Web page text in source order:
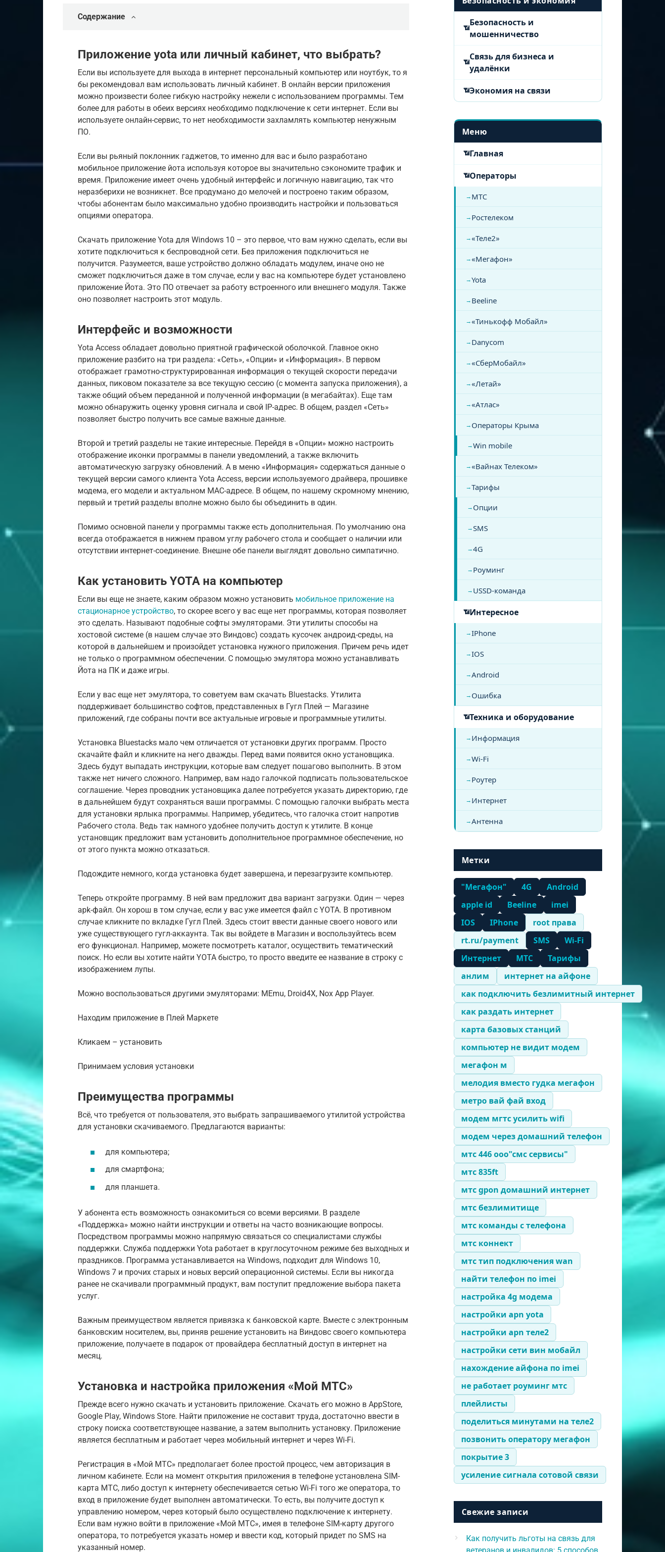
Содержание
Приложение yota или личный кабинет, что выбрать?
Если вы используете для выхода в интернет персональный компьютер или ноутбук, то я
бы рекомендовал вам использовать личный кабинет. В онлайн версии приложения
можно произвести более гибкую настройку нежели с использованием программы. Тем
более для работы в обеих версиях необходимо подключение к сети интернет. Если вы
используете онлайн-сервис, то нет необходимости захламлять компьютер ненужным
ПО.
Если вы рьяный поклонник гаджетов, то именно для вас и было разработано
мобильное приложение йота используя которое вы значительно сэкономите трафик и
время. Приложение имеет очень удобный интерфейс и логичную навигацию, так что
неразберихи не возникнет. Все продумано до мелочей и построено таким образом,
чтобы абонентам было максимально удобно производить настройки и пользоваться
опциями оператора.
Скачать приложение Yota для Windows 10 – это первое, что вам нужно сделать, если вы
хотите подключиться к беспроводной сети. Без приложения подключиться не
получится. Разумеется, ваше устройство должно обладать модулем, иначе оно не
сможет подключиться даже в том случае, если у вас на компьютере будет установлено
приложение Йота. Это ПО отвечает за работу встроенного или внешнего модуля. Также
оно позволяет настроить этот модуль.
Интерфейс и возможности
Yota Access обладает довольно приятной графической оболочкой. Главное окно
приложение разбито на три раздела: «Сеть», «Опции» и «Информация». В первом
отображает грамотно-структурированная информация о текущей скорости передачи
данных, пиковом показателе за все текущую сессию (с момента запуска приложения), а
также общий объем переданной и полученной информации (в мегабайтах). Еще там
можно обнаружить оценку уровня сигнала и свой IP-адрес. В общем, раздел «Сеть»
позволяет быстро получить все самые важные данные.
Второй и третий разделы не такие интересные. Перейдя в «Опции» можно настроить
отображение иконки программы в панели уведомлений, а также включить
автоматическую загрузку обновлений. А в меню «Информация» содержаться данные о
текущей версии самого клиента Yota Access, версии используемого драйвера, прошивке
модема, его модели и актуальном MAC-адресе. В общем, по нашему скромному мнению,
первый и третий разделы вполне можно было бы объединить в один.
Помимо основной панели у программы также есть дополнительная. По умолчанию она
всегда отображается в нижнем правом углу рабочего стола и сообщает о наличии или
отсутствии интернет-соединение. Внешне обе панели выглядят довольно симпатично.
Как установить YOTA на компьютер
Если вы еще не знаете, каким образом можно установить мобильное приложение на
стационарное устройство, то скорее всего у вас еще нет программы, которая позволяет
это сделать. Называют подобные софты эмуляторами. Эти утилиты способы на
хостовой системе (в нашем случае это Виндовс) создать кусочек андроид-среды, на
которой в дальнейшем и произойдет установка нужного приложения. Причем речь идет
не только о программном обеспечении. С помощью эмулятора можно устанавливать
Йота на ПК и даже игры.
Если у вас еще нет эмулятора, то советуем вам скачать Bluestacks. Утилита
поддерживает большинство софтов, представленных в Гугл Плей — Магазине
приложений, где собраны почти все актуальные игровые и программные утилиты.
Установка Bluestacks мало чем отличается от установки других программ. Просто
скачайте файл и кликните на него дважды. Перед вами появится окно установщика.
Здесь будут выпадать инструкции, которые вам следует пошагово выполнить. В этом
также нет ничего сложного. Например, вам надо галочкой подписать пользовательское
соглашение. Через проводник установщика далее потребуется указать директорию, где
в дальнейшем будут сохраняться ваши программы. С помощью галочки выбрать места
для установки ярлыка программы. Например, убедитесь, что галочка стоит напротив
Рабочего стола. Ведь так намного удобнее получить доступ к утилите. В конце
установщик предложит вам установить дополнительное программное обеспечение, но
от этого пункта можно отказаться.
Подождите немного, когда установка будет завершена, и перезагрузите компьютер.
Теперь откройте программу. В ней вам предложит два вариант загрузки. Один — через
apk-файл. Он хорош в том случае, если у вас уже имеется файл с YOTA. В противном
случае кликните по вкладке Гугл Плей. Здесь стоит ввести данные своего нового или
уже существующего гугл-аккаунта. Так вы войдете в Магазин и воспользуйтесь всем
его функционал. Например, можете посмотреть каталог, осуществить тематический
поиск. Но если вы хотите найти YOTA быстро, то просто введите ее название в строку с
изображением лупы.
Можно воспользоваться другими эмуляторами: MEmu, Droid4X, Nox App Player.
Находим приложение в Плей Маркете
Кликаем – установить
Принимаем условия установки
Преимущества программы
Всё, что требуется от пользователя, это выбрать запрашиваемого утилитой устройства
для установки скачиваемого. Предлагаются варианты:
для компьютера;
для смартфона;
для планшета.
У абонента есть возможность ознакомиться со всеми версиями. В разделе
«Поддержка» можно найти инструкции и ответы на часто возникающие вопросы.
Посредством программы можно напрямую связаться со специалистами службы
поддержки. Служба поддержки Yota работает в круглосуточном режиме без выходных и
праздников. Программа устанавливается на Windows, подходит для Windows 10,
Windows 7 и прочих старых и новых версий операционной системы. Если вы никогда
ранее не скачивали программный продукт, вам поступит предложение выбора пакета
услуг.
Важным преимуществом является привязка к банковской карте. Вместе с электронным
банковским носителем, вы, приняв решение установить на Виндовс своего компьютера
приложение, получаете в подарок от провайдера бесплатный доступ в интернет на
месяц.
Установка и настройка приложения «Мой МТС»
Прежде всего нужно скачать и установить приложение. Скачать его можно в AppStore,
Google Play, Windows Store. Найти приложение не составит труда, достаточно ввести в
строку поиска соответствующее название, а затем выполнить установку. Приложение
является бесплатным и работает через мобильный интернет и через Wi-Fi.
Регистрация в «Мой МТС» предполагает более простой процесс, чем авторизация в
личном кабинете. Если на момент открытия приложения в телефоне установлена SIM-
карта МТС, либо доступ к интернету обеспечивается сетью Wi-Fi того же оператора, то
вход в приложение будет выполнен автоматически. То есть, вы получите доступ к
управлению номером, через который было осуществлено подключение к интернету.
Если вам нужно войти в приложение «Мой МТС», имея в телефоне SIM-карту другого
оператора, то потребуется указать номер и ввести код, который придет по SMS на
указанный номер.
Безопасность и
мошенничество
Связь для бизнеса и
удалёнки
Экономия на связи
Меню
Главная
Операторы
МТС
Ростелеком
«Теле2»
«Мегафон»
Yota
Beeline
«Тинькофф Мобайл»
Danycom
«СберМобайл»
«Летай»
«Атлас»
Операторы Крыма
Win mobile
«Вайнах Телеком»
Тарифы
Опции
SMS
4G
Роуминг
USSD-команда
Интересное
IPhone
IOS
Android
Ошибка
Техника и оборудование
Информация
Wi-Fi
Роутер
Интернет
Антенна
Метки
"Мегафон" 4G
Android
apple id
Beeline
imei
IOS
IPhone
root права
rt.ru/payment
SMS
Wi-Fi
Интернет
МТС
Тарифы
анлим
интернет на айфоне
как подключить безлимитный интернет
как раздать интернет
карта базовых станций
компьютер не видит модем
мегафон м
мелодия вместо гудка мегафон
метро вай фай вход
модем мгтс усилить wifi
модем через домашний телефон
мтс 446 ооо"смс сервисы"
мтс 835ft
мтс gpon домашний интернет
мтс безлимитище
мтс команды с телефона
мтс коннект
мтс тип подключения wan
найти телефон по imei
настройка 4g модема
настройки apn yota
настройки apn теле2
настройки сети вин мобайл
нахождение айфона по imei
не работает роуминг мтс
плейлисты
поделиться минутами на теле2
позвонить оператору мегафон
покрытие 3
усиление сигнала сотовой связи
Свежие записи
Как получить льготы на связь для